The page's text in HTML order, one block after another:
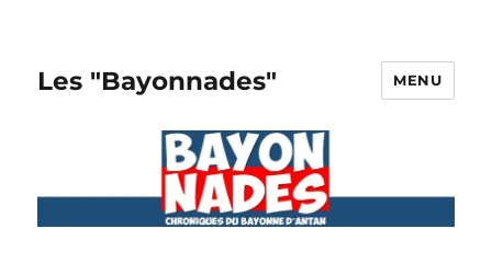
Les "Bayonnades" MENU